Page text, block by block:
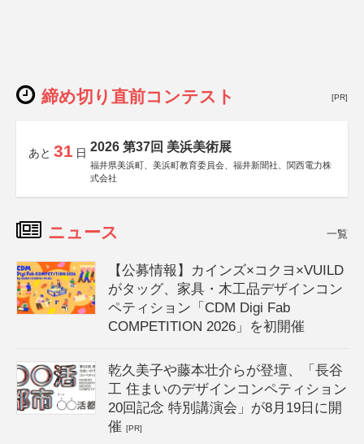
締め切り直前コンテスト [PR]
あと 31 日 2026 第37回 美浜美術展
福井県美浜町、美浜町教育委員会、福井新聞社、関西電力株
式会社
ニュース 一覧
【公募情報】カインズ×コクヨ×VUILD
がタッグ、家具・木工品デザインコン
ペティション「CDM Digi Fab
COMPETITION 2026」を初開催
乾久美子や藤本壮介らが登壇、「長谷
工 住まいのデザインコンペティション
20回記念 特別講演会」が8月19日に開
催[PR]